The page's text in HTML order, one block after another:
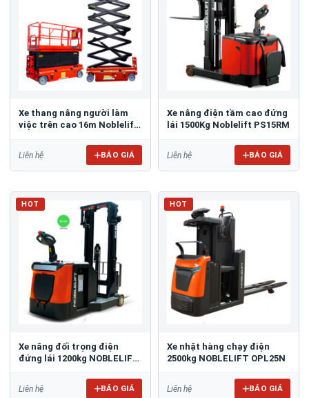
Xe thang nâng người làm
việc trên cao 16m Noblelift
Liên hệ BÁO GIÁ
Xe nâng điện tầm cao đứng
lái 1500Kg Noblelift PS15RM
Liên hệ BÁO GIÁ
HOT
Xe nâng đối trọng điện
đứng lái 1200kg NOBLELIFT
Liên hệ BÁO GIÁ
HOT
Xe nhặt hàng chạy điện
2500kg NOBLELIFT OPL25N
Liên hệ BÁO GIÁ